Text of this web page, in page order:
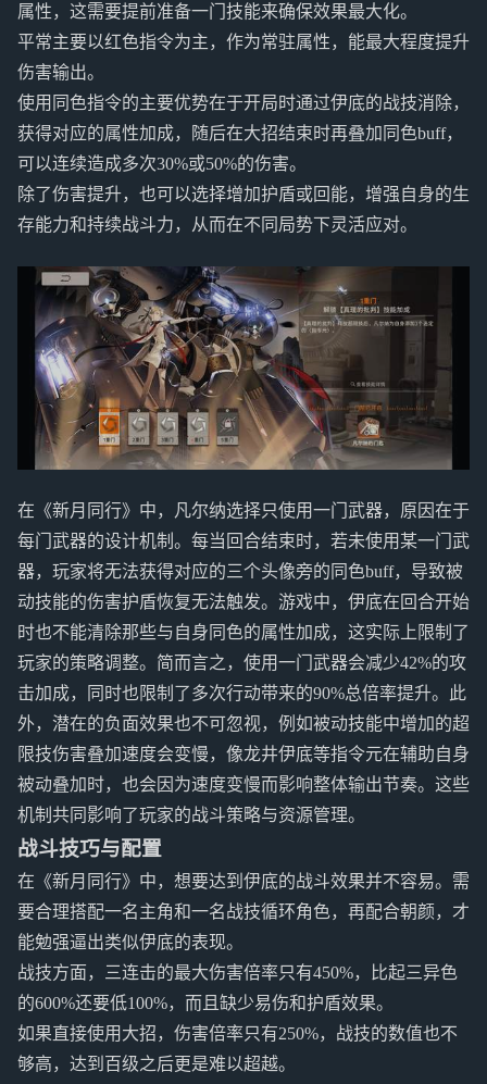
属性，这需要提前准备一门技能来确保效果最大化。
平常主要以红色指令为主，作为常驻属性，能最大程度提升
伤害输出。
使用同色指令的主要优势在于开局时通过伊底的战技消除，
获得对应的属性加成，随后在大招结束时再叠加同色buff，
可以连续造成多次30%或50%的伤害。
除了伤害提升，也可以选择增加护盾或回能，增强自身的生
存能力和持续战斗力，从而在不同局势下灵活应对。
在《新月同行》中，凡尔纳选择只使用一门武器，原因在于
每门武器的设计机制。每当回合结束时，若未使用某一门武
器，玩家将无法获得对应的三个头像旁的同色buff，导致被
动技能的伤害护盾恢复无法触发。游戏中，伊底在回合开始
时也不能清除那些与自身同色的属性加成，这实际上限制了
玩家的策略调整。简而言之，使用一门武器会减少42%的攻
击加成，同时也限制了多次行动带来的90%总倍率提升。此
外，潜在的负面效果也不可忽视，例如被动技能中增加的超
限技伤害叠加速度会变慢，像龙井伊底等指令元在辅助自身
被动叠加时，也会因为速度变慢而影响整体输出节奏。这些
机制共同影响了玩家的战斗策略与资源管理。
战斗技巧与配置
在《新月同行》中，想要达到伊底的战斗效果并不容易。需
要合理搭配一名主角和一名战技循环角色，再配合朝颜，才
能勉强逼出类似伊底的表现。
战技方面，三连击的最大伤害倍率只有450%，比起三异色
的600%还要低100%，而且缺少易伤和护盾效果。
如果直接使用大招，伤害倍率只有250%，战技的数值也不
够高，达到百级之后更是难以超越。